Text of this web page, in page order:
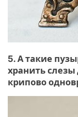
5. А такие
хранить
крипово